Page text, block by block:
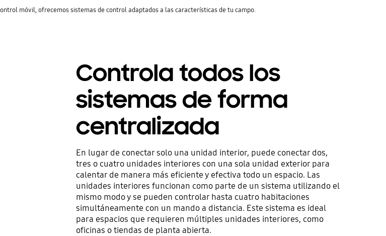
móvil, ofrecemos sistemas de control adaptados a las características de tu campo.
Controla todos los
sistemas de forma
centralizada
En lugar de conectar solo una unidad interior, puede conectar dos,
tres o cuatro unidades interiores con una sola unidad exterior para
calentar de manera más eficiente y efectiva todo un espacio. Las
unidades interiores funcionan como parte de un sistema utilizando el
mismo modo y se pueden controlar hasta cuatro habitaciones
simultáneamente con un mando a distancia. Este sistema es ideal
para espacios que requieren múltiples unidades interiores, como
oficinas o tiendas de planta abierta.